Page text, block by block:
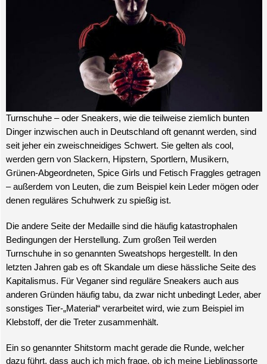
Turnschuhe – oder Sneakers, wie die teilweise ziemlich bunten
Dinger inzwischen auch in Deutschland oft genannt werden, sind
seit jeher ein zweischneidiges Schwert. Sie gelten als cool,
werden gern von Slackern, Hipstern, Sportlern, Musikern,
Grünen-Abgeordneten, Spice Girls und Fetisch Fraggles getragen
– außerdem von Leuten, die zum Beispiel kein Leder mögen oder
denen reguläres Schuhwerk zu spießig ist.
Die andere Seite der Medaille sind die häufig katastrophalen
Bedingungen der Herstellung. Zum großen Teil werden
Turnschuhe in so genannten Sweatshops hergestellt. In den
letzten Jahren gab es oft Skandale um diese hässliche Seite des
Kapitalismus. Für Veganer sind reguläre Sneakers auch aus
anderen Gründen häufig tabu, da zwar nicht unbedingt Leder, aber
sonstiges Tier-„Material“ verarbeitet wird, wie zum Beispiel im
Klebstoff, der die Treter zusammenhält.
Ein so genannter Shitstorm macht gerade die Runde, welcher
dazu führt, dass auch ich mich frage, ob ich meine Lieblingssorte